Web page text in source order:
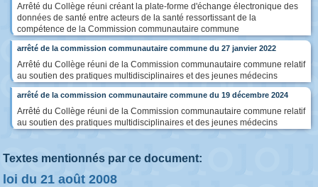
Arrêté du Collège réuni créant la plate-forme d'échange électronique des
données de santé entre acteurs de la santé ressortissant de la
compétence de la Commission communautaire commune
arrêté de la commission communautaire commune du 27 janvier 2022
Arrêté du Collège réuni de la Commission communautaire commune relatif
au soutien des pratiques multidisciplinaires et des jeunes médecins
arrêté de la commission communautaire commune du 19 décembre 2024
Arrêté du Collège réuni de la Commission communautaire commune relatif
au soutien des pratiques multidisciplinaires et des jeunes médecins
Textes mentionnés par ce document:
loi du 21 août 2008